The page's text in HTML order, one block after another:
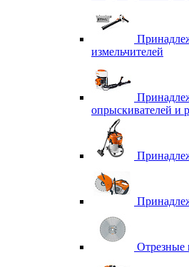
измельчителей
опрыскивателей и
Отрезные